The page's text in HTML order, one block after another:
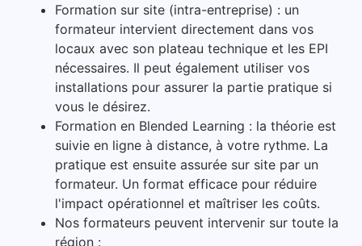
Formation sur site (intra-entreprise) : un
formateur intervient directement dans vos
locaux avec son plateau technique et les EPI
nécessaires. Il peut également utiliser vos
installations pour assurer la partie pratique si
vous le désirez.
Formation en Blended Learning : la théorie est
suivie en ligne à distance, à votre rythme. La
pratique est ensuite assurée sur site par un
formateur. Un format efficace pour réduire
l'impact opérationnel et maîtriser les coûts.
Nos formateurs peuvent intervenir sur toute la
région :